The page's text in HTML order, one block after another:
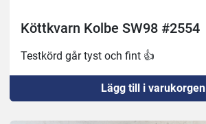
Köttkvarn Kolbe SW98 #2554
Testkörd går tyst och fint 👍
Lägg till i varukorgen